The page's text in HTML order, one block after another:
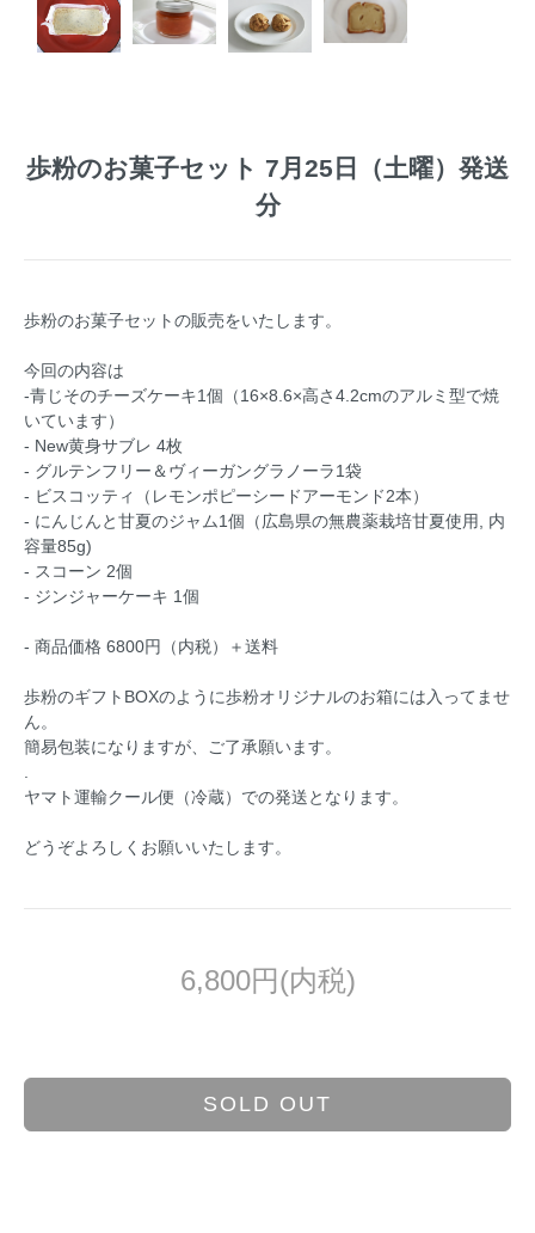
歩粉のお菓子セット 7月25日（土曜）発送
分
歩粉のお菓子セットの販売をいたします。
今回の内容は
-青じそのチーズケーキ1個（16×8.6×高さ4.2cmのアルミ型で焼
いています）
- New黄身サブレ 4枚
- グルテンフリー＆ヴィーガングラノーラ1袋
- ビスコッティ（レモンポピーシードアーモンド2本）
- にんじんと甘夏のジャム1個（広島県の無農薬栽培甘夏使用, 内
容量85g)
- スコーン 2個
- ジンジャーケーキ 1個
- 商品価格 6800円（内税）＋送料
歩粉のギフトBOXのように歩粉オリジナルのお箱には入ってませ
ん。
簡易包装になりますが、ご了承願います。
ヤマト運輸クール便（冷蔵）での発送となります。
どうぞよろしくお願いいたします。
6,800円(内税)
SOLD OUT